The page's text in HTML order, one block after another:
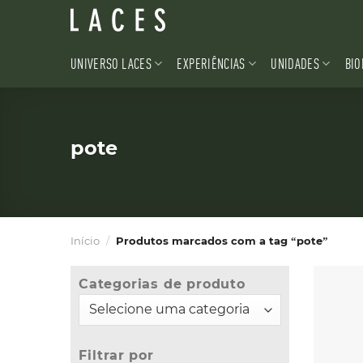
UNIVERSO LACES EXPERIÊNCIAS UNIDADES
pote
Início / Produtos marcados com a tag “pote”
Categorias de produto
Filtrar por